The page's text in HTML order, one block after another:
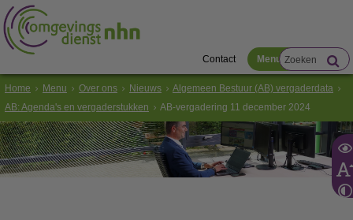
Contact Menu
Home Menu Over ons Nieuws
Algemeen Bestuur (AB) vergaderdata
AB: Agenda's en vergaderstukken
AB-vergadering 11 december 2024